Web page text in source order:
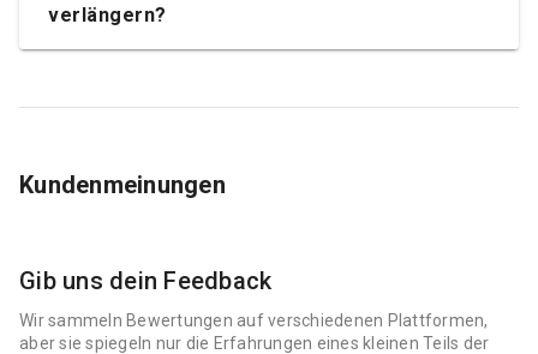
verlängern?
Kundenmeinungen
Gib uns dein Feedback
Wir sammeln Bewertungen auf verschiedenen Plattformen,
aber sie spiegeln nur die Erfahrungen eines kleinen Teils der